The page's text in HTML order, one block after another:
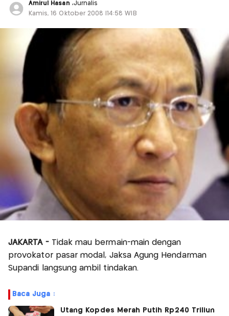
Amirul Hasan ,Jurnalis
Kamis, 16 Oktober 2008 |14:58 WIB
JAKARTA - Tidak mau bermain-main dengan
provokator pasar modal, Jaksa Agung Hendarman
Supandi langsung ambil tindakan.
Baca Juga :
Utang Kopdes Merah Putih Rp240 Triliun